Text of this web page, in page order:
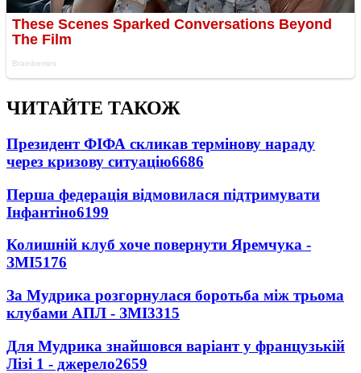
ЧИТАЙТЕ ТАКОЖ
Президент ФІФА скликав термінову нараду
через кризову ситуацію6686
Перша федерація відмовилася підтримувати
Інфантіно6199
Колишній клуб хоче повернути Яремчука -
ЗМІ5176
За Мудрика розгорнулася боротьба між трьома
клубами АПЛ - ЗМІ3315
Для Мудрика знайшовся варіант у французькій
Лізі 1 - джерело2659